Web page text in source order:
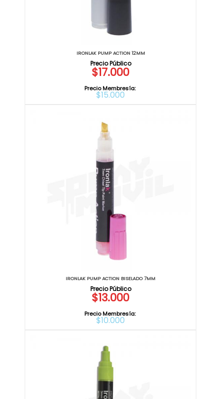
IRONLAK PUMP ACTION 12MM
$17.000
Precio Membresía:
$15.000
IRONLAK PUMP ACTION BISELADO 7MM
$13.000
Precio Membresía:
$10.000